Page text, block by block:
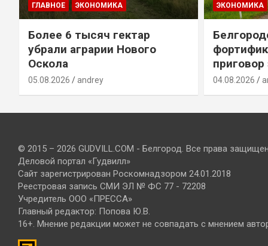
ГЛАВНОЕ ЭКОНОМИКА
Более 6 тысяч гектар
убрали аграрии Нового
Оскола
05.08.2026 andrey
ЭКОНОМИКА
04.08.2026
© 2015 – 2026 GUDVILL.COM - Белгород. Все права
Деловой портал «Гудвилл»
Сайт зарегистрирован Роскомнадзором 24.01.2018
Реестровая запись СМИ ЭЛ № ФС 77 - 72208
Учредитель ООО «ПРЕССА»
Главный редактор: Попова Ю.В.
16+. Мнение редакции может не совпадать с мнением